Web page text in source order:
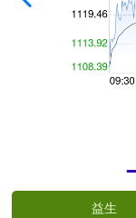
益生